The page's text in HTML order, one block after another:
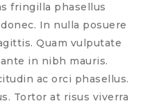
fringilla phasellus
In nulla posuere
Quam vulputate
in nibh mauris.
ac orci phasellus.
Tortor at risus viverra